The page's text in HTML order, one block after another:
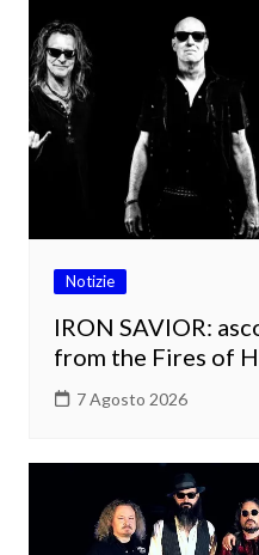
Notizie
IRON SAVIOR:
from the Fires of
7 Agosto 2026